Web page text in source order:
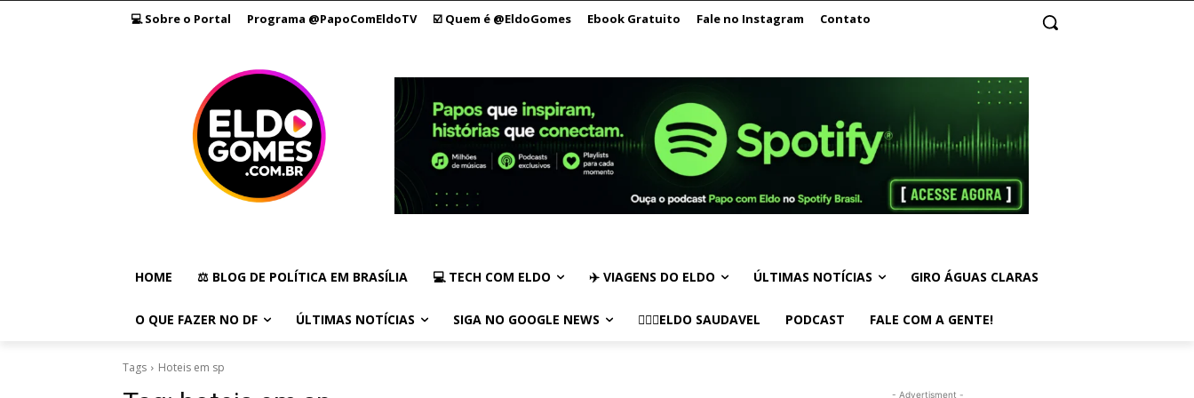
💻 Sobre o Portal Programa @PapoComEldoTV ☑️ Quem é @EldoGomes Ebook Gratuito Fale no Instagram Contato
HOME ⚖️ BLOG DE POLÍTICA EM BRASÍLIA 💻 TECH COM ELDO ✈️ VIAGENS DO ELDO ÚLTIMAS NOTÍCIAS GIRO ÁGUAS CLARAS
O QUE FAZER NO DF ÚLTIMAS NOTÍCIAS SIGA NO GOOGLE NEWS 🏃🏻‍♂️ELDO SAUDAVEL PODCAST FALE COM A GENTE!
Tags Hoteis em sp
- Advertisment -